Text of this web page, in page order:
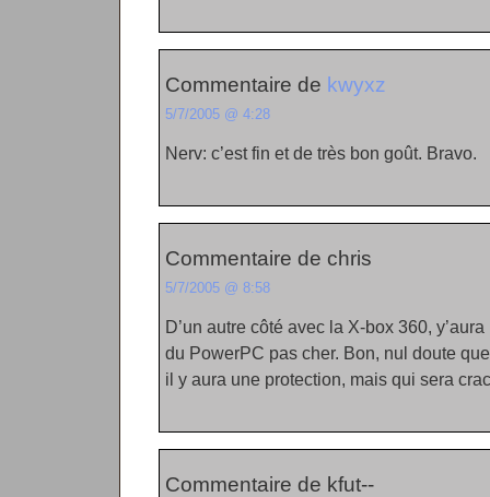
Commentaire de kwyxz
5/7/2005 @ 4:28
Nerv: c’est fin et de très bon goût. Bravo.
Commentaire de chris
5/7/2005 @ 8:58
D’un autre côté avec la X-box 360,
du PowerPC pas cher. Bon, nul doute
il y aura une protection, mais qui sera
Commentaire de kfut--